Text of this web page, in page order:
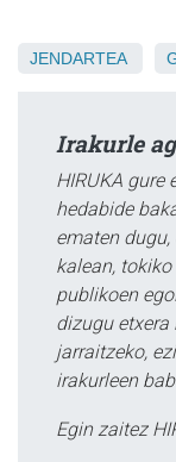
JENDARTEA
Irakurle
HIRUKA gure
hedabide
ematen
kalean,
publikoen
dizugu etxera
jarraitzeko,
irakurleen
Egin zaitez